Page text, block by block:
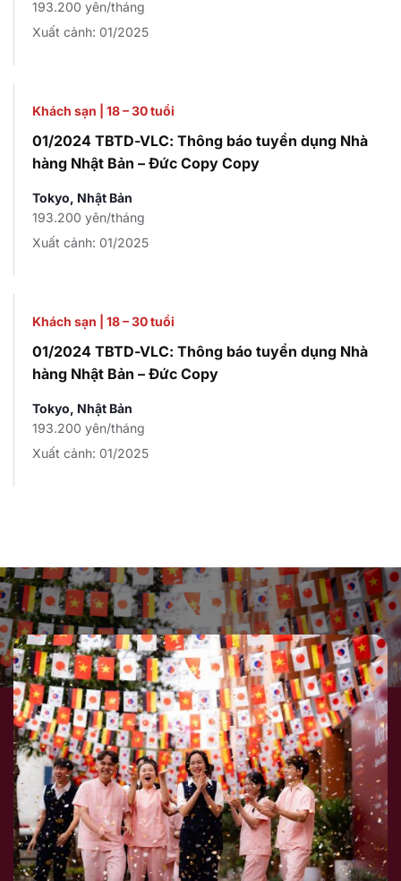
193.200 yên/tháng
Xuất cảnh: 01/2025
Khách sạn 18 – 30 tuổi
01/2024 TBTD-VLC: Thông báo tuyển dụng Nhà
hàng Nhật Bản – Đức Copy Copy
Tokyo, Nhật Bản
193.200 yên/tháng
Xuất cảnh: 01/2025
Khách sạn 18 – 30 tuổi
01/2024 TBTD-VLC: Thông báo tuyển dụng Nhà
hàng Nhật Bản – Đức Copy
Tokyo, Nhật Bản
193.200 yên/tháng
Xuất cảnh: 01/2025